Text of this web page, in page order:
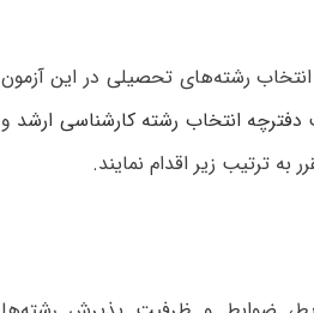
انتخاب رشته‌های تحصیلی در این آزمون
دفترچه انتخاب رشته‌ کارشناسی ارشد و
ترتیب زیر اقدام نمایند.